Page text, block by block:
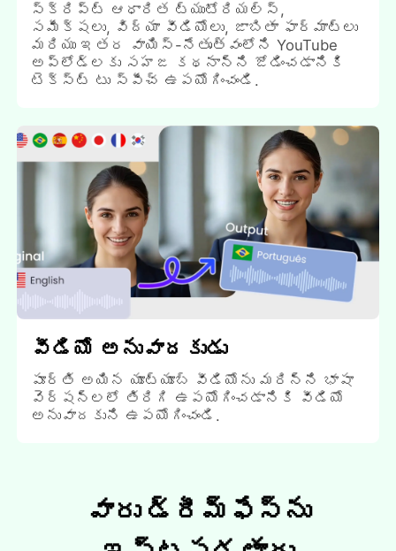
స్క్రిప్ట్ ఆధారిత ట్యుటోరియల్స్,
సమీక్షలు, విద్యా వీడియోలు, జాబితా ఫార్మాట్లు
మరియు ఇతర వాయిస్-నేతృత్వంలోని YouTube
అప్లోడ్లకు సహజ కథనాన్ని జోడించడానికి
టెక్స్ట్ టు స్పీచ్ ఉపయోగించండి.
వీడియో అనువాదకుడు
పూర్తి అయిన యూట్యూబ్ వీడియోను మరిన్ని భాషా
వెర్షన్లలో తిరిగి ఉపయోగించడానికి వీడియో
అనువాదకుని ఉపయోగించండి.
వారు డ్రీమ్ఫేస్‌ను